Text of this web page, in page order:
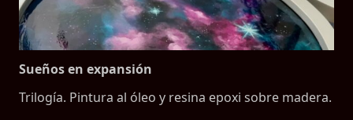
Sueños en expansión
Trilogía. Pintura al óleo y resina epoxi sobre madera.